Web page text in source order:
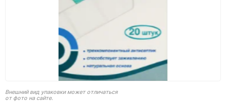
Внешний вид упаковки может отличаться
от фото на сайте.